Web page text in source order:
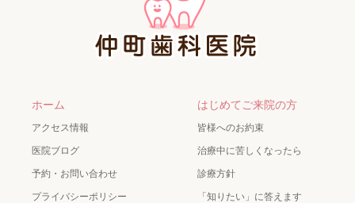
ホーム
アクセス情報
医院ブログ
予約・お問い合わせ
プライバシーポリシー
はじめてご来院の方
皆様へのお約束
治療中に苦しくなったら
診療方針
「知りたい」に答えます